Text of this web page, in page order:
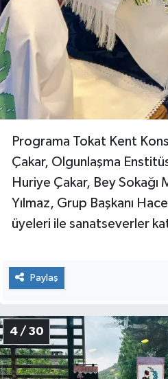
Programa Tokat Kent
Çakar, Olgunlaşma
Huriye Çakar, Bey Sokağı
Yılmaz, Grup Başkanı
üyeleri ile sanatseverler
Paylaş
4 / 30